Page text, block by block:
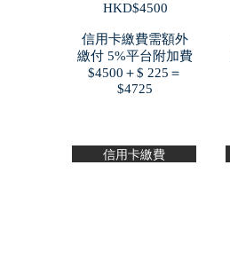
​HKD$4500
信用卡繳費需額外
繳付 5%平台附加費
$4500＋$ 225＝
$4725
信用卡繳費